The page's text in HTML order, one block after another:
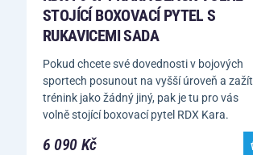
STOJÍCÍ BOXOVACÍ PYTEL S
RUKAVICEMI SADA
Pokud chcete své dovednosti v bojových
sportech posunout na vyšší úroveň a zažít
trénink jako žádný jiný, pak je tu pro vás
volně stojící boxovací pytel RDX Kara.
6 090 Kč